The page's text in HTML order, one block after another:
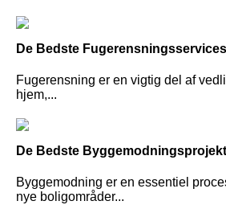
De Bedste
Fugerensning er en vigtig del af
hjem,...
De Bedste
Byggemodning er en essentiel
nye boligområder...